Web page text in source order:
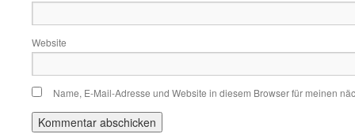
Website
Name, E-Mail-Adresse und Website in diesem Browser für meinen